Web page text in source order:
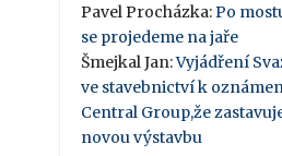
Pavel Procházka: Po
se projedeme na jaře
Šmejkal Jan:Vyjádření
ve stavebnictví k
Central Group,že
novou výstavbu